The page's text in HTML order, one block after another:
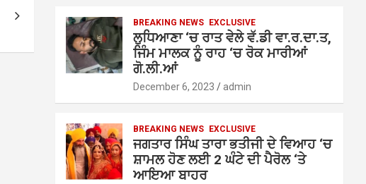
BREAKING NEWS EXCLUSIVE
ਲੁਧਿਆਣਾ ‘ਚ ਰਾਤ ਵੇਲੇ ਵੱ.ਡੀ ਵਾ.ਰ.ਦਾ.ਤ,
ਜਿੰਮ ਮਾਲਕ ਨੂੰ ਰਾਹ ‘ਚ ਰੋਕ ਮਾਰੀਆਂ
ਗੋ.ਲੀ.ਆਂ
December 6, 2023 admin
BREAKING NEWS EXCLUSIVE
ਜਗਤਾਰ ਸਿੰਘ ਤਾਰਾ ਭਤੀਜੀ ਦੇ ਵਿਆਹ ‘ਚ
ਸ਼ਾਮਲ ਹੋਣ ਲਈ 2 ਘੰਟੇ ਦੀ ਪੈਰੋਲ ‘ਤੇ
ਆਇਆ ਬਾਹਰ